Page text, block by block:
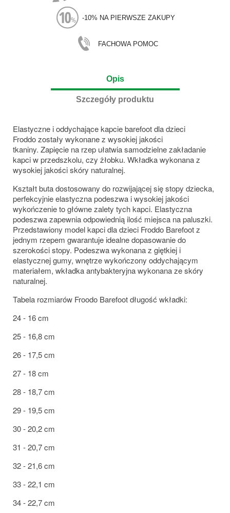
-10% NA PIERWSZE ZAKUPY
FACHOWA POMOC
Opis
Szczegóły produktu
Elastyczne i oddychające kapcie barefoot dla dzieci
Froddo zostały wykonane z wysokiej jakości
tkaniny. Zapięcie na rzep ułatwia samodzielne zakładanie
kapci w przedszkolu, czy żłobku. Wkładka wykonana z
wysokiej jakości skóry naturalnej.
Kształt buta dostosowany do rozwijającej się stopy dziecka,
perfekcyjnie elastyczna podeszwa i wysokiej jakości
wykończenie to główne zalety tych kapci. Elastyczna
podeszwa zapewnia odpowiednią ilość miejsca na paluszki.
Przedstawiony model kapci dla dzieci Froddo Barefoot z
jednym rzepem gwarantuje idealne dopasowanie do
szerokości stopy. Podeszwa wykonana z giętkiej i
elastycznej gumy, wnętrze wykończony oddychającym
materiałem, wkładka antybakteryjna wykonana ze skóry
naturalnej.
Tabela rozmiarów Froodo Barefoot długość wkładki:
24 - 16 cm
25 - 16,8 cm
26 - 17,5 cm
27 - 18 cm
28 - 18,7 cm
29 - 19,5 cm
30 - 20,2 cm
31 - 20,7 cm
32 - 21,6 cm
33 - 22,1 cm
34 - 22,7 cm